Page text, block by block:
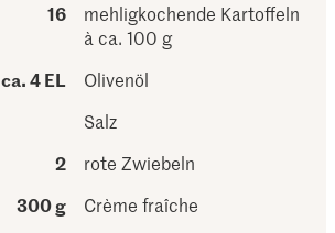
16
mehligkochende Kartoffeln
à ca. 100 g
ca. 4 EL
Olivenöl
Salz
2
rote Zwiebeln
300 g
Crème fraîche